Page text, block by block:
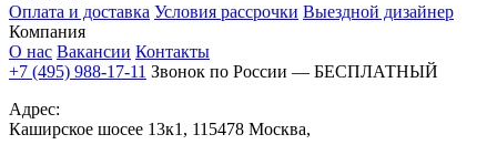
Оплата и доставка Условия рассрочки Выездной дизайнер
Компания
О нас Вакансии Контакты
+7 (495) 988-17-11 Звонок по России — БЕСПЛАТНЫЙ
Адрес:
Каширское шосее 13к1, 115478 Москва,